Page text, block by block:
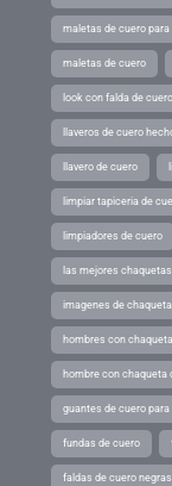
maletas de cuero para
maletas de cuero
look con falda de cuero
llaveros de cuero
llavero de cuero
limpiar tapiceria de
limpiadores de cuero
las mejores
imagenes de
hombres con
hombre con chaqueta
guantes de cuero para
fundas de cuero
faldas de cuero negras